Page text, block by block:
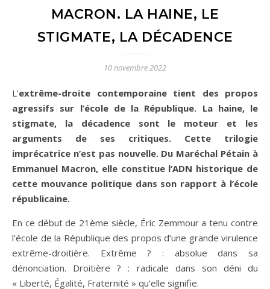
MACRON. LA HAINE, LE
STIGMATE, LA DÉCADENCE
10 novembre 2022
L’extrême-droite contemporaine tient des propos
agressifs sur l’école de la République. La haine, le
stigmate, la décadence sont le moteur et les
arguments de ses critiques. Cette trilogie
imprécatrice n’est pas nouvelle. Du Maréchal Pétain à
Emmanuel Macron, elle constitue l’ADN historique de
cette mouvance politique dans son rapport à l’école
républicaine.
En ce début de 21ème siècle, Éric Zemmour a tenu contre
l’école de la République des propos d’une grande virulence
extrême-droitière. Extrême ? : absolue dans sa
dénonciation. Droitière ? : radicale dans son déni du
« Liberté, Égalité, Fraternité » qu’elle signifie.